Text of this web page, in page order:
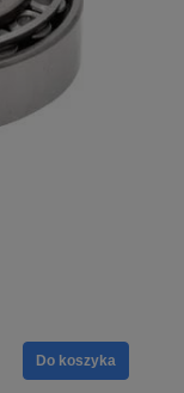
Do koszyka